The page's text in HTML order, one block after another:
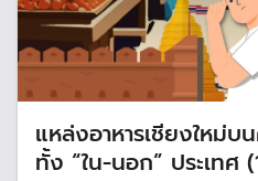
แหล่งอาหารเชียงใหม่
ทั้ง “ใน-นอก” ประเทศ